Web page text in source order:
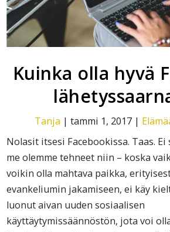
Kuinka olla hyvä
Tanja | tammi 1, 2017 |
Nolasit itsesi Facebookissa. Taas.
me olemme tehneet niin – koska
voikin olla mahtava paikka,
evankeliumin jakamiseen, ei käy
luonut aivan uuden sosiaalisen
käyttäytymissäännöstön, jota voi